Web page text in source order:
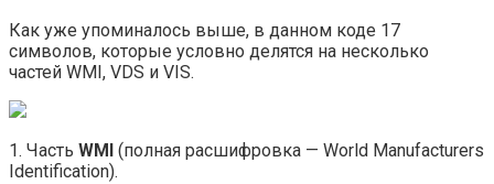
Как уже упоминалось выше, в данном коде 17
символов, которые условно делятся на несколько
частей WMI, VDS и VIS.
1. Часть WMI (полная расшифровка — World Manufacturers
Identification).